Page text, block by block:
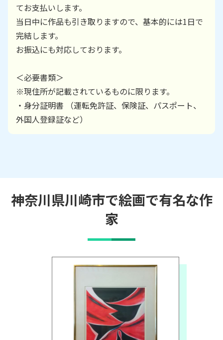
てお支払いします。
当日中に作品も引き取りますので、基本的には1日で
完結します。
お振込にも対応しております。
＜必要書類＞
※現住所が記載されているものに限ります。
・身分証明書 （運転免許証、保険証、パスポート、
外国人登録証など）
神奈川県川崎市で絵画で有名な作
家